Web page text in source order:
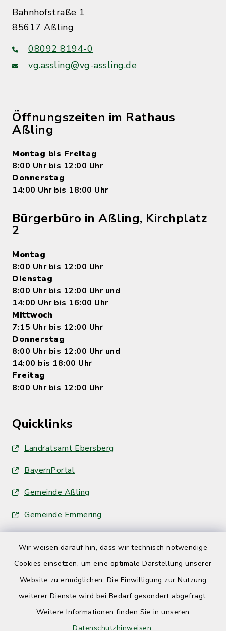
Wir weisen darauf hin, dass wir technisch notwendige
Cookies einsetzen, um eine optimale Darstellung unserer
Website zu ermöglichen. Die Einwilligung zur Nutzung
weiterer Dienste wird bei Bedarf gesondert abgefragt.
Weitere Informationen finden Sie in unseren
Datenschutzhinweisen.
Bahnhofstraße 1
85617 Aßling
08092 8194-0
vg.assling@vg-assling.de
Öffnungszeiten im Rathaus
Aßling
Montag bis Freitag
8:00 Uhr bis 12:00 Uhr
Donnerstag
14:00 Uhr bis 18:00 Uhr
Bürgerbüro in Aßling, Kirchplatz
2
Montag
8:00 Uhr bis 12:00 Uhr
Dienstag
8:00 Uhr bis 12:00 Uhr und
14:00 Uhr bis 16:00 Uhr
Mittwoch
7:15 Uhr bis 12:00 Uhr
Donnerstag
8:00 Uhr bis 12:00 Uhr und
14:00 bis 18:00 Uhr
Freitag
8:00 Uhr bis 12:00 Uhr
Quicklinks
Landratsamt Ebersberg
BayernPortal
Gemeinde Aßling
Gemeinde Emmering
Barrierefreiheit